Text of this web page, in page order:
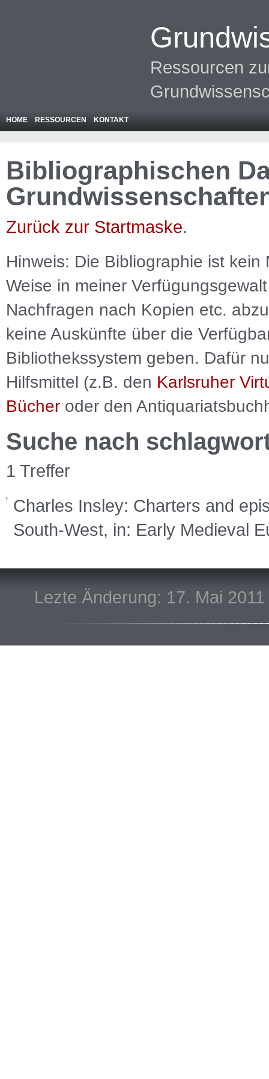
Ressourcen
HOME RESSOURCEN KONTAKT
Bibliographischen
Zurück zur Startmaske.
Hinweis: Die Bibliographie ist kein
Weise in meiner
Nachfragen nach Kopien etc.
keine Auskünfte über die
Bibliothekssystem geben. Dafür
Hilfsmittel (z.B. den Karlsruher
Bücher oder den
Suche nach
1 Treffer
Charles Insley: Charters and
South-West, in: Early Medieval
Lezte Änderung: 17. Mai